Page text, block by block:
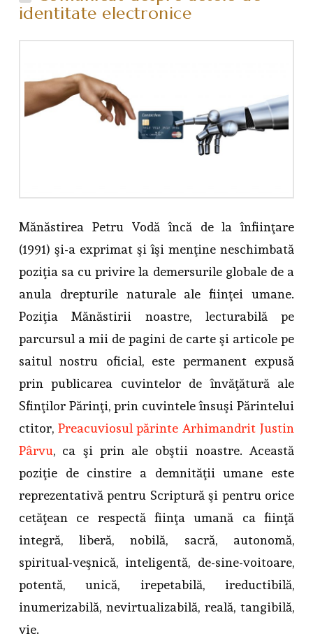
identitate electronice
Mănăstirea Petru Vodă încă de la înfiinţare
(1991) şi-a exprimat şi îşi menţine neschimbată
poziţia sa cu privire la demersurile globale de a
anula drepturile naturale ale fiinţei umane.
Poziţia Mănăstirii noastre, lecturabilă pe
parcursul a mii de pagini de carte şi articole pe
saitul nostru oficial, este permanent expusă
prin publicarea cuvintelor de învăţătură ale
Sfinţilor Părinţi, prin cuvintele însuşi Părintelui
ctitor, Preacuviosul părinte Arhimandrit Justin
Pârvu, ca şi prin ale obştii noastre. Această
poziţie de cinstire a demnităţii umane este
reprezentativă pentru Scriptură şi pentru orice
cetăţean ce respectă fiinţa umană ca fiinţă
integră, liberă, nobilă, sacră, autonomă,
spiritual-veşnică, inteligentă, de-sine-voitoare,
potentă, unică, irepetabilă, ireductibilă,
inumerizabilă, nevirtualizabilă, reală, tangibilă,
vie.